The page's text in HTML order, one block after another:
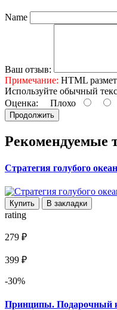
Name
Ваш отзыв:
Примечание: HTML
Используйте обычный
Оценка: Плохо
Продолжить
Рекомендуемые
Стратегия голубого
Купить В закладки
rating
279 ₽
399 ₽
-30%
Принципы. Подарочный